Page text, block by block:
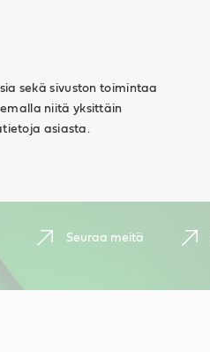
sekä sivuston toimintaa
niitä yksittäin
asiasta.
Seuraa meitä